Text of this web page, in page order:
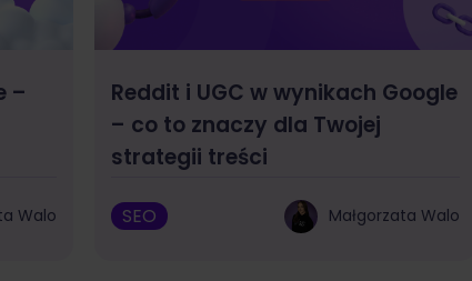
–
Walo
Reddit i UGC w wynikach Google
– co to znaczy dla Twojej
strategii treści
SEO Małgorzata Walo